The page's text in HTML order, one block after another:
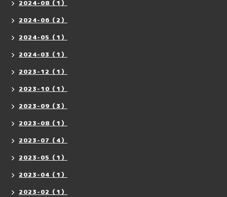
2024-08（1）
2024-06（2）
2024-05（1）
2024-03（1）
2023-12（1）
2023-10（1）
2023-09（3）
2023-08（1）
2023-07（4）
2023-05（1）
2023-04（1）
2023-02（1）